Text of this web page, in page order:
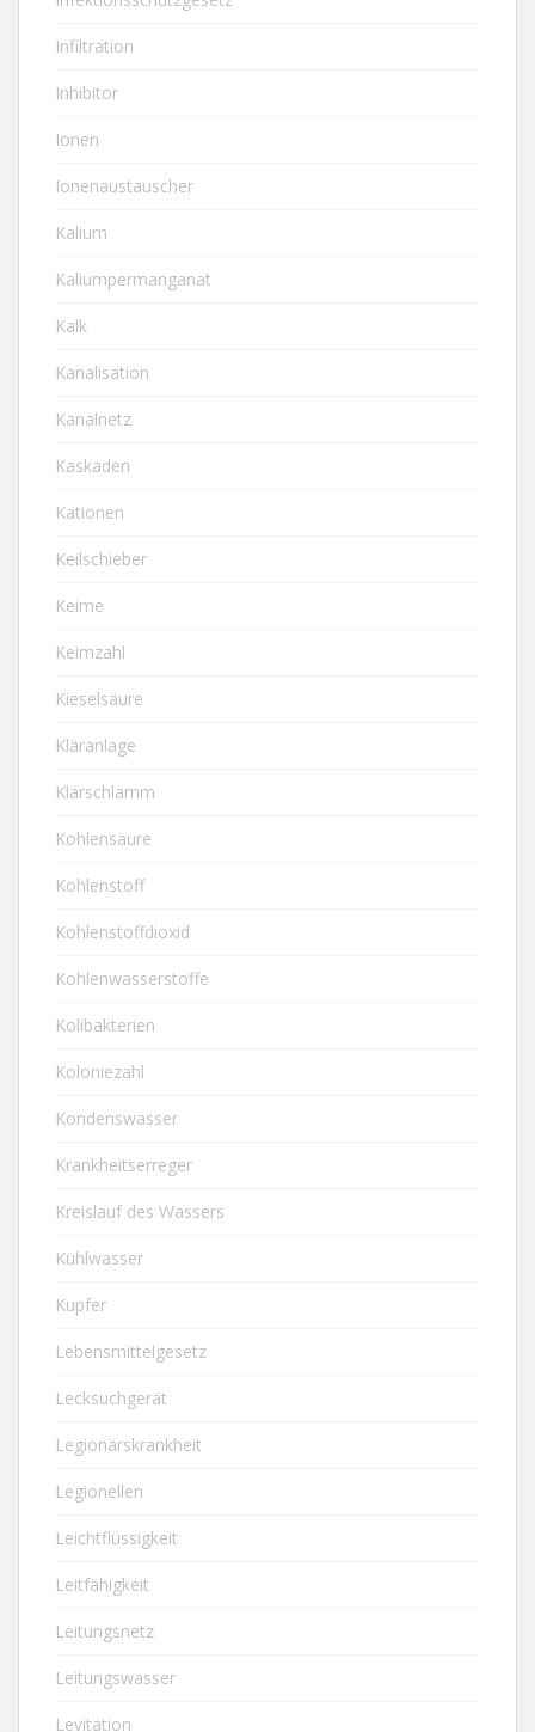
Infiltration
Inhibitor
Ionen
Ionenaustauscher
Kalium
Kaliumpermanganat
Kalk
Kanalisation
Kanalnetz
Kaskaden
Kationen
Keilschieber
Keime
Keimzahl
Kieselsäure
Kläranlage
Klärschlamm
Kohlensäure
Kohlenstoff
Kohlenstoffdioxid
Kohlenwasserstoffe
Kolibakterien
Koloniezahl
Kondenswasser
Krankheitserreger
Kreislauf des Wassers
Kühlwasser
Kupfer
Lebensmittelgesetz
Lecksuchgerät
Legionärskrankheit
Legionellen
Leichtflüssigkeit
Leitfähigkeit
Leitungsnetz
Leitungswasser
Levitation